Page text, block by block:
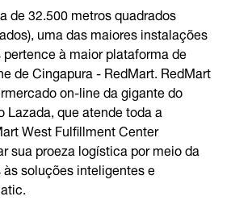
de 32.500 metros quadrados
uma das maiores instalações
à maior plataforma de
de Cingapura - RedMart. RedMart
on-line da gigante do
que atende toda a
West Fulfillment Center
sua proeza logística por meio da
soluções inteligentes e